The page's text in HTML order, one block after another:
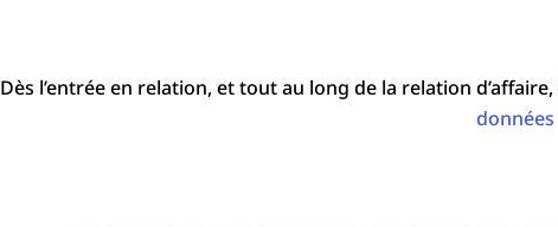
Dès l’entrée en relation, et tout au long de la relation d’affaire,
données